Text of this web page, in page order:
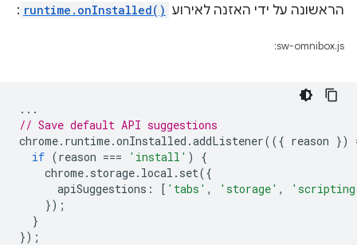
הראשונה על ידי האזנה לאירוע runtime.onInstalled()
:
sw-omnibox.js:
...
// Save default API suggestions
chrome. runtime.onInstalled .addListener(({ reason })
if (reason === 'install' )
{
chrome. storage. local . set({
apiSuggestions : [ 'tabs' , 'storage' ,
});
}
});